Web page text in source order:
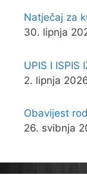
Natječaj za
30. lipnja
UPIS I ISPIS
2. lipnja
Obavijest
26. svibnja